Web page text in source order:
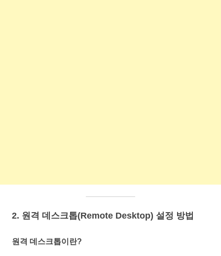
2. 원격 데스크톱(Remote Desktop) 설정 방법
원격 데스크톱이란?